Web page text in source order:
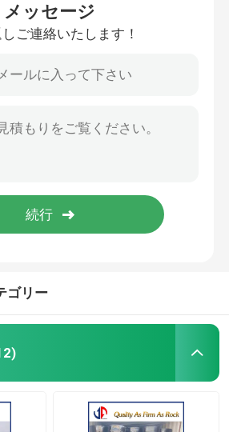
メッセージ
ご連絡いたします！
ゴリー